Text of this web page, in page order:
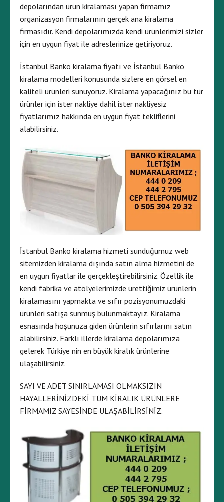
depolarından ürün kiralaması yapan firmamız
organizasyon firmalarının gerçek ana kiralama
firmasıdır. Kendi depolarımızda kendi ürünlerimizi sizler
için en uygun fiyat ile adreslerinize getiriyoruz.
İstanbul Banko kiralama fiyatı ve İstanbul Banko
kiralama modelleri konusunda sizlere en görsel en
kaliteli ürünleri sunuyoruz. Kiralama yapacağınız bu tür
ürünler için ister nakliye dahil ister nakliyesiz
fiyatlarımız hakkında en uygun fiyat tekliflerini
alabilirsiniz.
İstanbul Banko kiralama hizmeti sunduğumuz web
sitemizden kiralama dışında satın alma hizmetini de
en uygun fiyatlar ile gerçekleştirebilirsiniz. Özellik ile
kendi fabrika ve atölyelerimizde ürettiğimiz ürünlerin
kiralamasını yapmakta ve sıfır pozisyonumuzdaki
ürünleri satışa sunmuş bulunmaktayız. Kiralama
esnasında hoşunuza giden ürünlerin sıfırlarını satın
alabilirsiniz. Farklı illerde kiralama depolarımıza
gelerek Türkiye nin en büyük kiralık ürünlerine
ulaşabilirsiniz.
SAYI VE ADET SINIRLAMASI OLMAKSIZIN
HAYALLERİNİZDEKİ TÜM KİRALIK ÜRÜNLERE
FİRMAMIZ SAYESİNDE ULAŞABİLİRSİNİZ.